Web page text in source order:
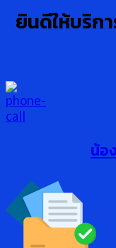
ยินดีให้บริก
น้อ